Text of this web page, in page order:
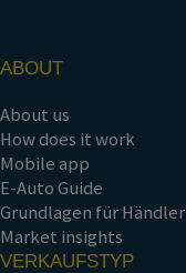
ABOUT
About us
How does it work
Mobile app
E-Auto Guide
Grundlagen für Händler
Market insights
VERKAUFSTYP